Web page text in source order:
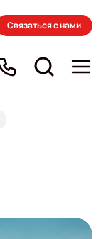
Связаться с нами